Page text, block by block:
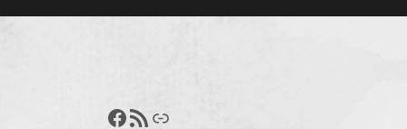
Francisco Pérez
Feed RSSEnlace